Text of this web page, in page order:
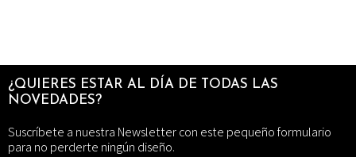
¿QUIERES ESTAR AL DÍA DE TODAS LAS
NOVEDADES?
Suscríbete a nuestra Newsletter con este pequeño formulario
para no perderte ningún diseño.